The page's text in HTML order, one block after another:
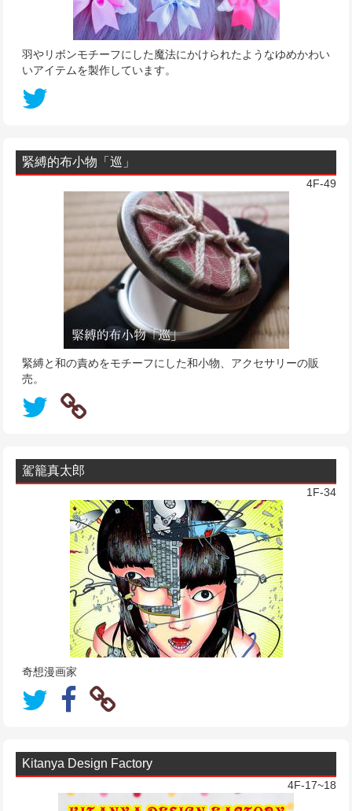
羽やリボンモチーフにした魔法にかけられたようなゆめかわい
いアイテムを製作しています。
緊縛的布小物「巡」
4F-49
緊縛と和の責めをモチーフにした和小物、アクセサリーの販
売。
駕籠真太郎
1F-34
奇想漫画家
Kitanya Design Factory
4F-17~18